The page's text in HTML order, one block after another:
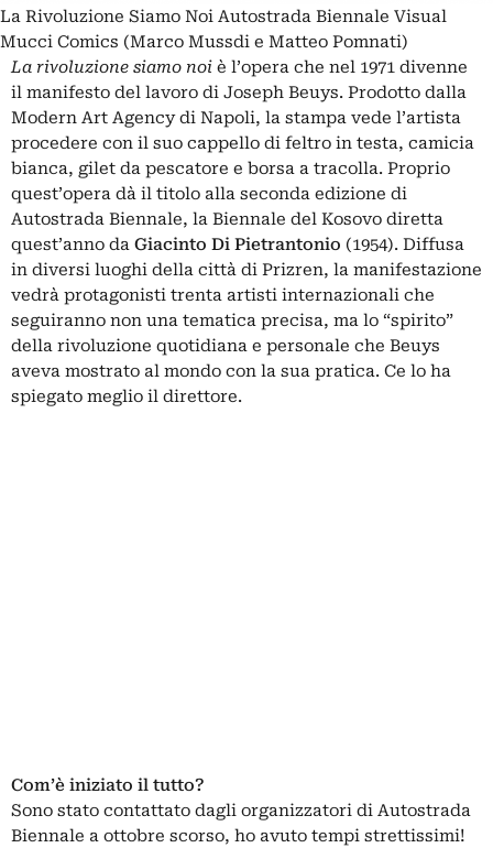
La Rivoluzione Siamo Noi Autostrada Biennale Visual
Mucci Comics (Marco Mussdi e Matteo Pomnati)
La rivoluzione siamo noi è l’opera che nel 1971 divenne
il manifesto del lavoro di Joseph Beuys. Prodotto dalla
Modern Art Agency di Napoli, la stampa vede l’artista
procedere con il suo cappello di feltro in testa, camicia
bianca, gilet da pescatore e borsa a tracolla. Proprio
quest’opera dà il titolo alla seconda edizione di
Autostrada Biennale, la Biennale del Kosovo diretta
quest’anno da Giacinto Di Pietrantonio (1954). Diffusa
in diversi luoghi della città di Prizren, la manifestazione
vedrà protagonisti trenta artisti internazionali che
seguiranno non una tematica precisa, ma lo “spirito”
della rivoluzione quotidiana e personale che Beuys
aveva mostrato al mondo con la sua pratica. Ce lo ha
spiegato meglio il direttore.
Com’è iniziato il tutto?
Sono stato contattato dagli organizzatori di Autostrada
Biennale a ottobre scorso, ho avuto tempi strettissimi!